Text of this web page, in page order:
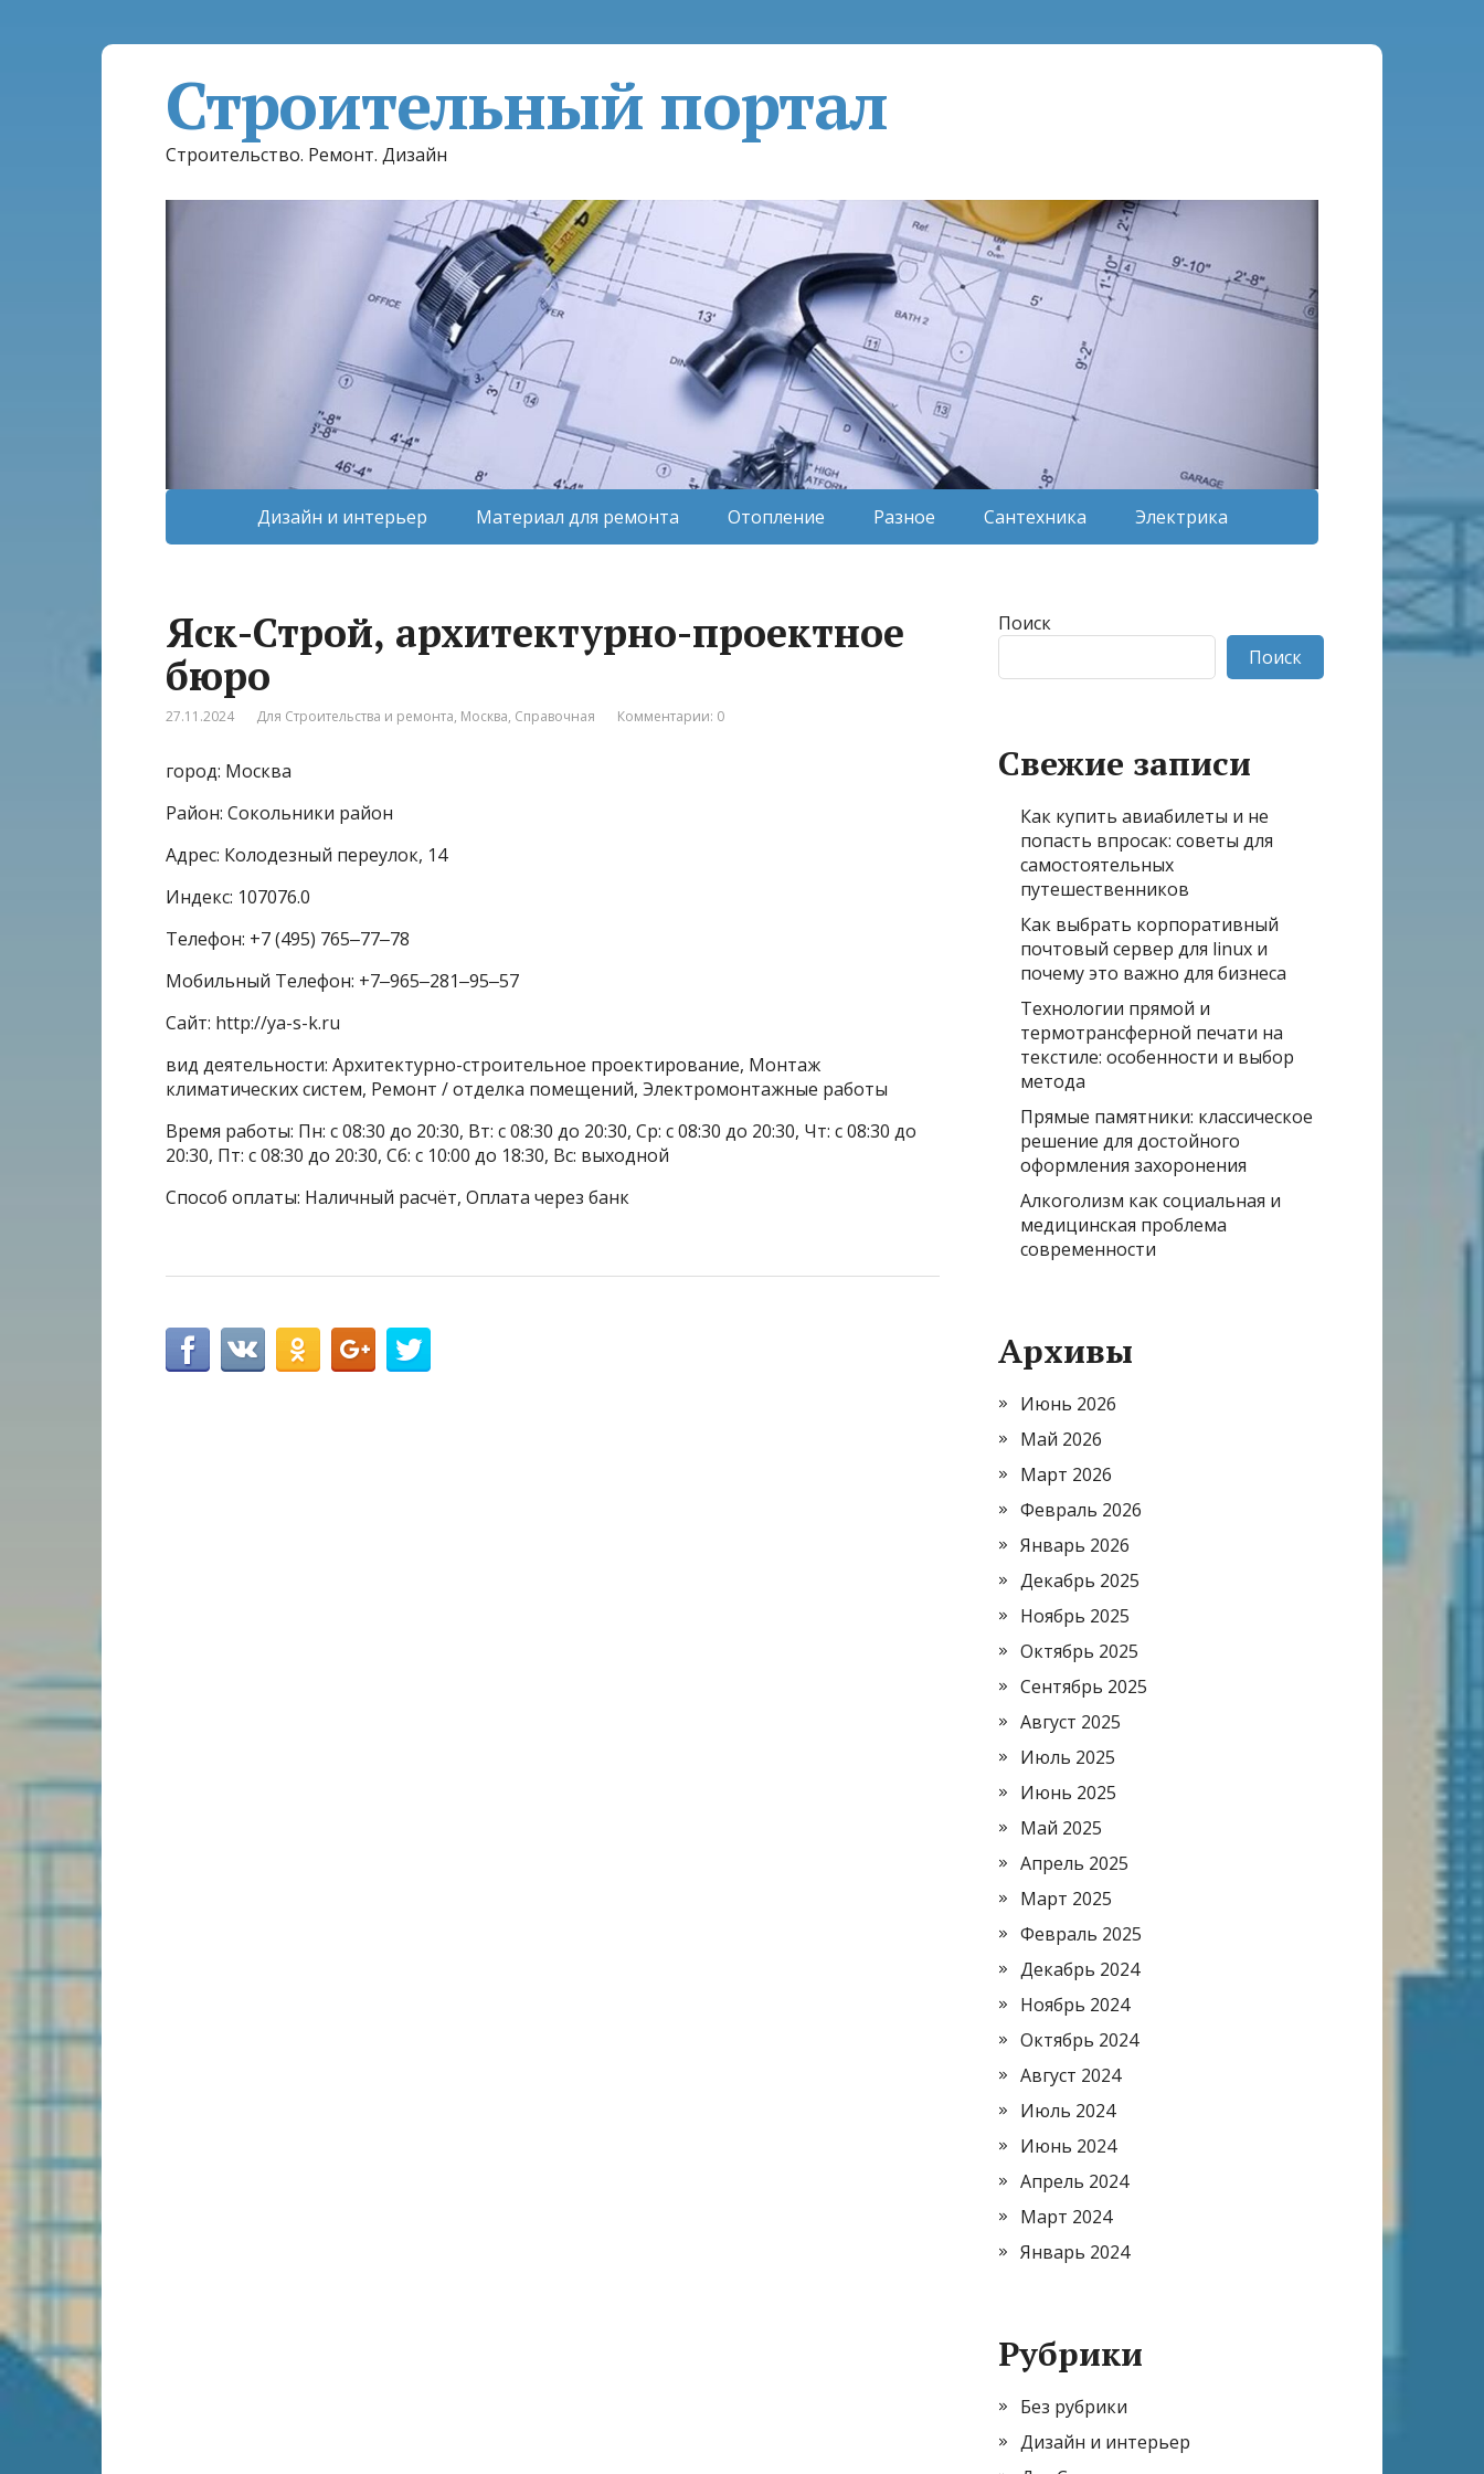
Строительный портал
Строительство. Ремонт. Дизайн
Дизайн и интерьер Материал для ремонта Отопление Разное Сантехника Электрика
Яск-Строй, архитектурно-проектное
бюро
27.11.2024 Для Строительства и ремонта, Москва, Справочная Комментарии: 0
город: Москва
Район: Сокольники район
Адрес: Колодезный переулок, 14
Индекс: 107076.0
Телефон: +7 (495) 765‒77‒78
Мобильный Телефон: +7‒965‒281‒95‒57
Сайт: http://ya-s-k.ru
вид деятельности: Архитектурно-строительное проектирование, Монтаж
климатических систем, Ремонт / отделка помещений, Электромонтажные работы
Время работы: Пн: с 08:30 до 20:30, Вт: с 08:30 до 20:30, Ср: с 08:30 до 20:30, Чт: с 08:30 до
20:30, Пт: с 08:30 до 20:30, Сб: с 10:00 до 18:30, Вс: выходной
Способ оплаты: Наличный расчёт, Оплата через банк
Поиск
Поиск
Свежие записи
Как купить авиабилеты и не
попасть впросак: советы для
самостоятельных
путешественников
Как выбрать корпоративный
почтовый сервер для linux и
почему это важно для бизнеса
Технологии прямой и
термотрансферной печати на
текстиле: особенности и выбор
метода
Прямые памятники: классическое
решение для достойного
оформления захоронения
Алкоголизм как социальная и
медицинская проблема
современности
Архивы
Июнь 2026
Май 2026
Март 2026
Февраль 2026
Январь 2026
Декабрь 2025
Ноябрь 2025
Октябрь 2025
Сентябрь 2025
Август 2025
Июль 2025
Июнь 2025
Май 2025
Апрель 2025
Март 2025
Февраль 2025
Декабрь 2024
Ноябрь 2024
Октябрь 2024
Август 2024
Июль 2024
Июнь 2024
Апрель 2024
Март 2024
Январь 2024
Рубрики
Без рубрики
Дизайн и интерьер